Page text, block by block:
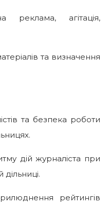
реклама, агітація,
та визначення
та безпека роботи
дій журналіста при
рейтингів